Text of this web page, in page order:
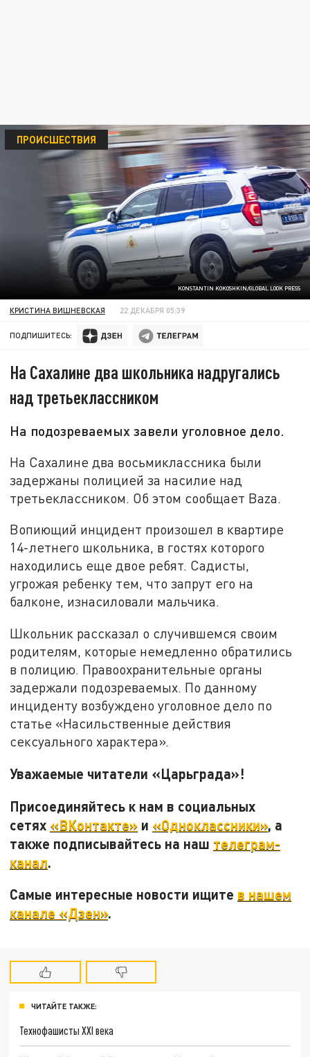
KONSTANTIN KOKOSHKIN/GLOBAL LOOK PRESS
ПРОИСШЕСТВИЯ
КРИСТИНА ВИШНЕВСКАЯ 22 ДЕКАБРЯ 05:39
ПОДПИШИТЕСЬ:
На Сахалине два школьника надругались
над третьеклассником
На подозреваемых завели уголовное дело.
На Сахалине два восьмиклассника были
задержаны полицией за насилие над
третьеклассником. Об этом сообщает Baza.
Вопиющий инцидент произошел в квартире
14-летнего школьника, в гостях которого
находились еще двое ребят. Садисты,
угрожая ребенку тем, что запрут его на
балконе, изнасиловали мальчика.
Школьник рассказал о случившемся своим
родителям, которые немедленно обратились
в полицию. Правоохранительные органы
задержали подозреваемых. По данному
инциденту возбуждено уголовное дело по
статье «Насильственные действия
сексуального характера».
Уважаемые читатели «Царьграда»!
Присоединяйтесь к нам в социальных
сетях «ВКонтакте» и «Одноклассники», а
также подписывайтесь на наш телеграм-
канал.
Самые интересные новости ищите в нашем
канале «Дзен».
ЧИТАЙТЕ ТАКЖЕ:
Технофашисты XXI века